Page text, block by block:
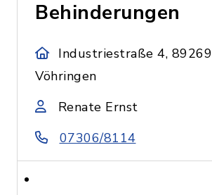
Behinderungen
Industriestraße 4, 89269
Vöhringen
Renate Ernst
07306/8114